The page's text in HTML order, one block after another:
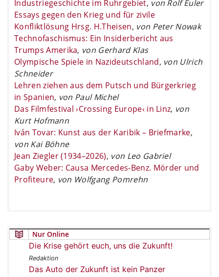
Industriegeschichte im Ruhrgebiet, von Rolf Euler
Essays gegen den Krieg und für zivile
Konfliktlösung Hrsg. H.Theisen, von Peter Nowak
Technofaschismus: Ein Insiderbericht aus
Trumps Amerika, von Gerhard Klas
Olympische Spiele in Nazideutschland, von Ulrich
Schneider
Lehren ziehen aus dem Putsch und Bürgerkrieg
in Spanien, von Paul Michel
Das Filmfestival ›Crossing Europe‹ in Linz, von
Kurt Hofmann
Iván Tovar: Kunst aus der Karibik – Briefmarke,
von Kai Böhne
Jean Ziegler (1934–2026), von Leo Gabriel
Gaby Weber: Causa Mercedes-Benz. Mörder und
Profiteure, von Wolfgang Pomrehn
Nur Online
Die Krise gehört euch, uns die Zukunft!
Redaktion
Das Auto der Zukunft ist kein Panzer